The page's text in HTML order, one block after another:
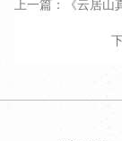
上一篇：《云居山